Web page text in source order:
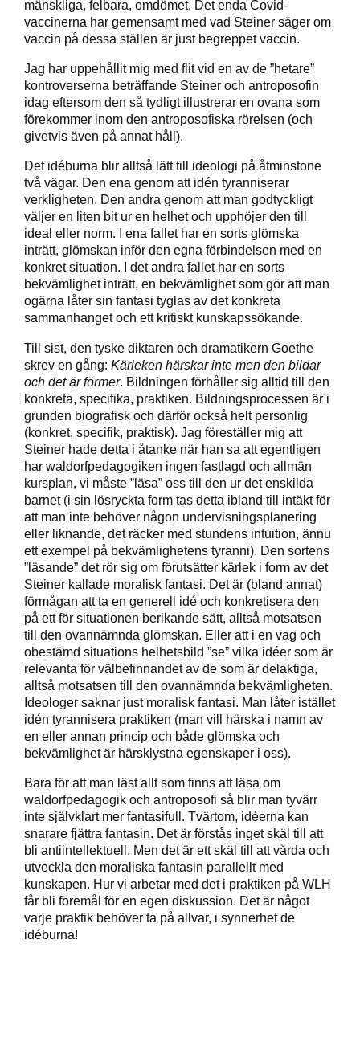
mänskliga, felbara, omdömet. Det enda Covid-
vaccinerna har gemensamt med vad Steiner säger om
vaccin på dessa ställen är just begreppet vaccin.
Jag har uppehållit mig med flit vid en av de ”hetare”
kontroverserna beträffande Steiner och antroposofin
idag eftersom den så tydligt illustrerar en ovana som
förekommer inom den antroposofiska rörelsen (och
givetvis även på annat håll).
Det idéburna blir alltså lätt till ideologi på åtminstone
två vägar. Den ena genom att idén tyranniserar
verkligheten. Den andra genom att man godtyckligt
väljer en liten bit ur en helhet och upphöjer den till
ideal eller norm. I ena fallet har en sorts glömska
inträtt, glömskan inför den egna förbindelsen med en
konkret situation. I det andra fallet har en sorts
bekvämlighet inträtt, en bekvämlighet som gör att man
ogärna låter sin fantasi tyglas av det konkreta
sammanhanget och ett kritiskt kunskapssökande.
Till sist, den tyske diktaren och dramatikern Goethe
skrev en gång: Kärleken härskar inte men den bildar
och det är förmer. Bildningen förhåller sig alltid till den
konkreta, specifika, praktiken. Bildningsprocessen är i
grunden biografisk och därför också helt personlig
(konkret, specifik, praktisk). Jag föreställer mig att
Steiner hade detta i åtanke när han sa att egentligen
har waldorfpedagogiken ingen fastlagd och allmän
kursplan, vi måste ”läsa” oss till den ur det enskilda
barnet (i sin lösryckta form tas detta ibland till intäkt för
att man inte behöver någon undervisningsplanering
eller liknande, det räcker med stundens intuition, ännu
ett exempel på bekvämlighetens tyranni). Den sortens
”läsande” det rör sig om förutsätter kärlek i form av det
Steiner kallade moralisk fantasi. Det är (bland annat)
förmågan att ta en generell idé och konkretisera den
på ett för situationen berikande sätt, alltså motsatsen
till den ovannämnda glömskan. Eller att i en vag och
obestämd situations helhetsbild ”se” vilka idéer som är
relevanta för välbefinnandet av de som är delaktiga,
alltså motsatsen till den ovannämnda bekvämligheten.
Ideologer saknar just moralisk fantasi. Man låter istället
idén tyrannisera praktiken (man vill härska i namn av
en eller annan princip och både glömska och
bekvämlighet är härsklystna egenskaper i oss).
Bara för att man läst allt som finns att läsa om
waldorfpedagogik och antroposofi så blir man tyvärr
inte självklart mer fantasifull. Tvärtom, idéerna kan
snarare fjättra fantasin. Det är förstås inget skäl till att
bli antiintellektuell. Men det är ett skäl till att vårda och
utveckla den moraliska fantasin parallellt med
kunskapen. Hur vi arbetar med det i praktiken på WLH
får bli föremål för en egen diskussion. Det är något
varje praktik behöver ta på allvar, i synnerhet de
idéburna!